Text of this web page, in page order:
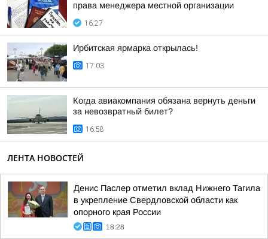
права менеджера местной организации
16:27
Ирбитская ярмарка открылась!
17:03
Когда авиакомпания обязана вернуть деньги
за невозвратный билет?
16:58
ЛЕНТА НОВОСТЕЙ
Денис Паслер отметил вклад Нижнего Тагила
в укрепление Свердловской области как
опорного края России
18:28